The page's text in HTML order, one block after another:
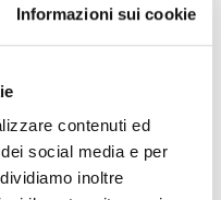
Informazioni sui cookie
contenuti ed
social media e per
inoltre
partecipanti e Cagliari
del 29 settembre, dalle
per spiegare come
del pubblico.
eventi, che fanno capo
Cagliari.